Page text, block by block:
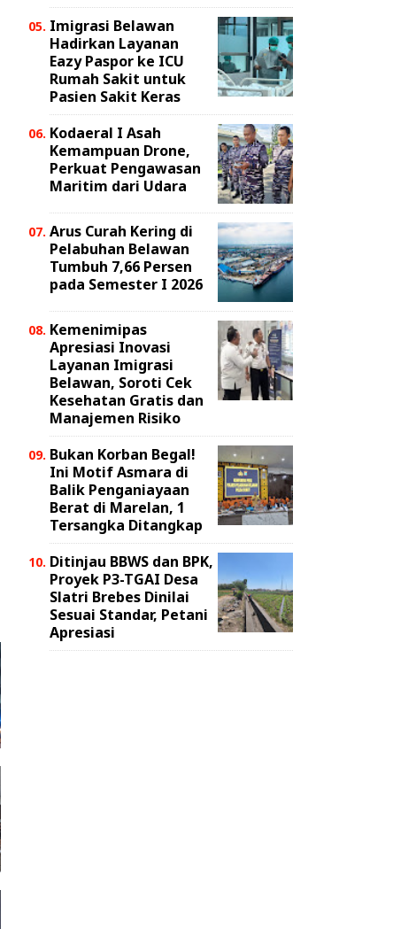
Imigrasi Belawan
Hadirkan Layanan
Eazy Paspor ke ICU
Rumah Sakit untuk
Pasien Sakit Keras
Kodaeral I Asah
Kemampuan Drone,
Perkuat Pengawasan
Maritim dari Udara
Arus Curah Kering di
Pelabuhan Belawan
Tumbuh 7,66 Persen
pada Semester I 2026
Kemenimipas
Apresiasi Inovasi
Layanan Imigrasi
Belawan, Soroti Cek
Kesehatan Gratis dan
Manajemen Risiko
Bukan Korban Begal!
Ini Motif Asmara di
Balik Penganiayaan
Berat di Marelan, 1
Tersangka Ditangkap
Ditinjau BBWS dan BPK,
Proyek P3-TGAI Desa
Slatri Brebes Dinilai
Sesuai Standar, Petani
Apresiasi